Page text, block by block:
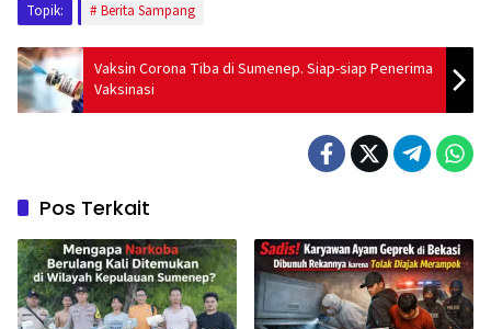
Topik:
Berita Sampang
Vaksin Corona Tiba di Sumenep. Siap-siap Penerima
Vaksinasi
Pos Terkait